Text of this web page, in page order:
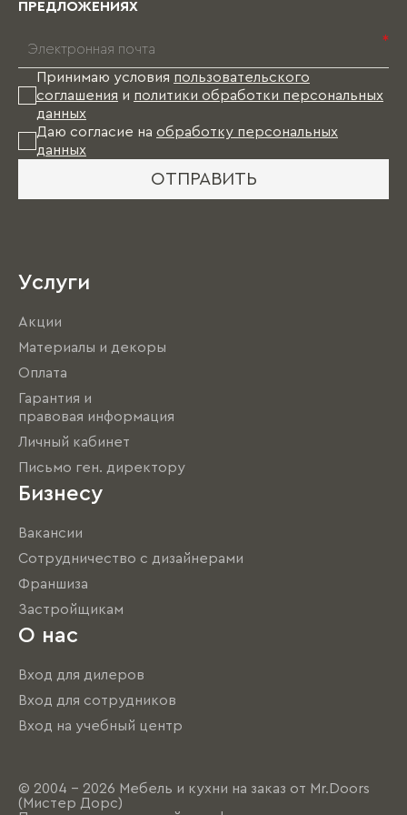
ПРЕДЛОЖЕНИЯХ
*
Принимаю условия пользовательского
соглашения и политики обработки персональных
данных
Даю согласие на обработку персональных
данных
ОТПРАВИТЬ
Услуги
Акции
Материалы и декоры
Оплата
Гарантия и
правовая информация
Личный кабинет
Письмо ген. директору
Бизнесу
Вакансии
Сотрудничество с дизайнерами
Франшиза
Застройщикам
О нас
Вход для дилеров
Вход для сотрудников
Вход на учебный центр
© 2004 - 2026 Мебель и кухни на заказ от Mr.Doors
(Мистер Дорс)